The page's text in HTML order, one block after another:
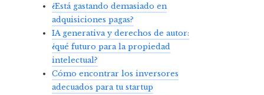
¿Está gastando demasiado en
adquisiciones pagas?
IA generativa y derechos de autor:
¿qué futuro para la propiedad
intelectual?
Cómo encontrar los inversores
adecuados para tu startup